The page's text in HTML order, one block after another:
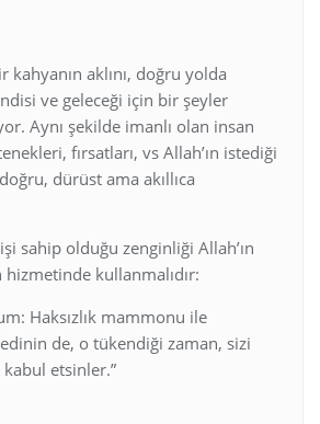
kahyanın aklını, doğru yolda
ve geleceği için bir şeyler
Aynı şekilde imanlı olan insan
fırsatları, vs Allah’ın istediği
dürüst ama akıllıca
sahip olduğu zenginliği Allah’ın
hizmetinde kullanmalıdır:
Haksızlık mammonu ile
de, o tükendiği zaman, sizi
etsinler.”